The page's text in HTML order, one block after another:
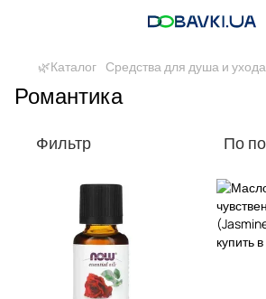
🌿Каталог Средства для душа и ухода
Романтика
Фильтр По